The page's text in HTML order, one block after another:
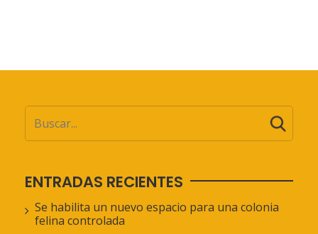
ENTRADAS RECIENTES
Se habilita un nuevo espacio para una colonia
felina controlada